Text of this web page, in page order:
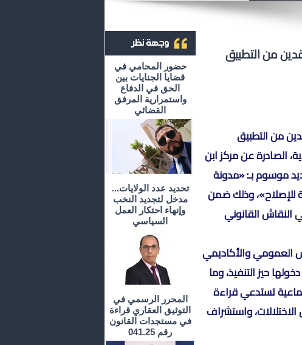
حضور المحامي في
قضايا الجنايات بين
الحق في الدفاع
واستمرارية المرفق
القضائي
تحديد عدد الولايات...
مدخل لتجديد النخب
وإنهاء احتكار العمل
السياسي
المحرر الرسمي في
التوثيق العقاري قراءة
في مستجدات القانون
رقم 041.25
من التطبيق
من التطبيق
الصادرة عن مركز ابن
موسوم بـ: «مدونة
للإصلاح»، وذلك ضمن
القانوني
العمومي والأكاديمي
حيز التنفيذ، وما
تستدعي قراءة
واستشراف